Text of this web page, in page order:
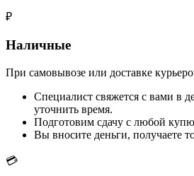
₽
Наличные
При самовывозе или доставке
Специалист свяжется с вами в
уточнить время.
Подготовим сдачу с любой
Вы вносите деньги, получаете
💳